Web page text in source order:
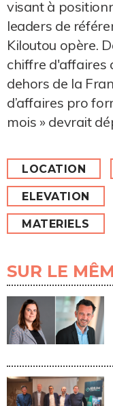
visant à
leaders de
Kiloutou opère.
chiffre d'affaires
dehors de la
d’affaires pro
mois » devrait
LOCATION
ELEVATION
MATERIELS
SUR LE